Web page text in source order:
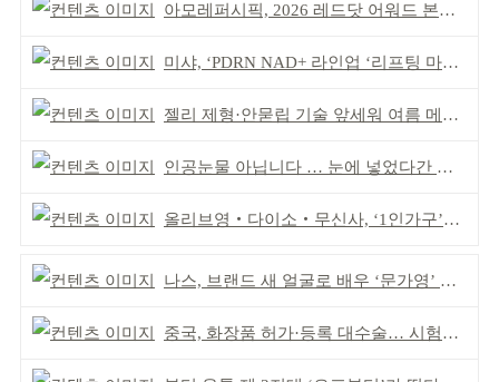
아모레퍼시픽, 2026 레드닷 어워드 본상 2개 수상
미샤, ‘PDRN NAD+ 라인업 ‘리프팅 마스크’ 출시
젤리 제형·안묻립 기술 앞세워 여름 메이크업 시장 공략
인공눈물 아닙니다 … 눈에 넣었다간 각막 손상
올리브영‧다이소‧무신사, ‘1인가구’가 이끈다
나스, 브랜드 새 얼굴로 배우 ‘문가영’ 발탁
중국, 화장품 허가·등록 대수술… 시험자료 공용 허용